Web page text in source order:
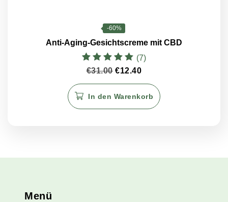
-60%
Anti-Aging-Gesichtscreme mit CBD
Bewertet mit
von 5
(7)
€31.00 Ursprünglicher
€31.00
€12.40Aktueller
€12.40.
In den Warenkorb
Menü